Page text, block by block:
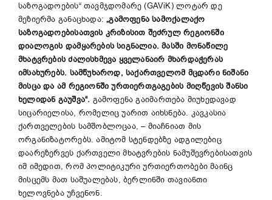
საზოგადოების“ თავმჯდომარე (GAViK) ლოტარ დე
მეზიერმა განაცხადა:„გამოფენა სამოქალაქო
საზოგადოებისათვის კრიზისით შეძრულ რეგიონში
დიალოგის დამყარების სიგნალია. მასში მონაწილე
მხატვრების ძალისხმევა ყველანაირ მხარდაჭერას
იმსახურებს. სამწუხაროდ, საქართველომ მცდარი ნიშანი
მისცა და ამ რეგიონში ურთიერთგაგების მიღწევის შანსი
ხელიდან გაუშვა“. გამოფენა გაიმართება მიუხედავად
სიცარიელისა, რომელიც უარით აიხსნება. კავკასია
ქართველების სამშობლოცაა, – მიაჩნიათ მის
ორგანიზატორებს. ამიტომ სტენდებზე ადგილებიც
დაარეზერვეს ქართველი მხატვრების ნამუშევრებისათვის
იმ იმედით, რომ პოლიტიკური ურთიერთობები მაინც
მისცემს მათ საშუალებას, ბერლინში თავიანთი
ხელოვნება უჩვენონ.